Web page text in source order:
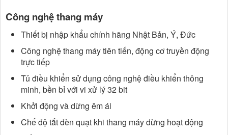
Công nghệ thang máy
Thiết bị nhập khẩu chính hãng Nhật Bản, Ý, Đức
Công nghệ thang máy tiên tiến, động cơ truyền động
trực tiếp
Tủ điều khiển sử dụng công nghệ điều khiển thông
minh, bền bỉ với vi xử lý 32 bit
Khởi động và dừng êm ái
Chế độ tắt đèn quạt khi thang máy dừng hoạt động